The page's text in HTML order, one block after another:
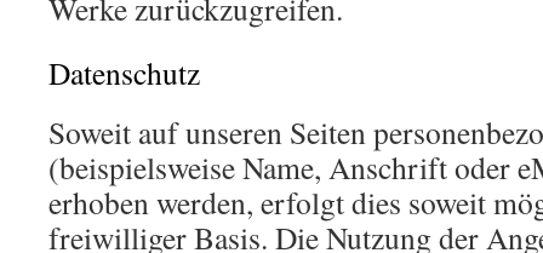
Werke zurückzugreifen.
Datenschutz
Soweit auf unseren Seiten
(beispielsweise Name, Anschrift oder
erhoben werden, erfolgt dies soweit
freiwilliger Basis. Die Nutzung der